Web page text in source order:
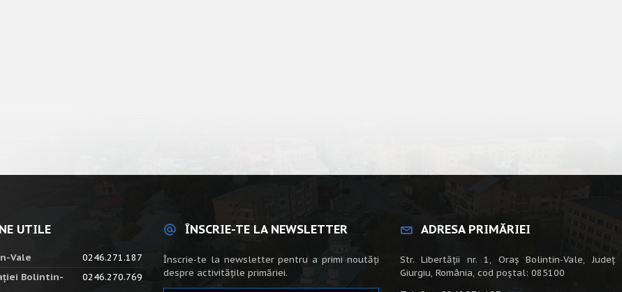
UTILE
Vale
0246.271.187
Bolintin-
0246.270.769
ÎNSCRIE-TE LA NEWSLETTER
Înscrie-te la newsletter pentru a primi noutăți
despre activitățile primăriei.
ADRESA PRIMĂRIEI
Str. Libertății nr. 1, Oraș Bolintin-Vale, Județ
Giurgiu, România, cod poștal: 085100